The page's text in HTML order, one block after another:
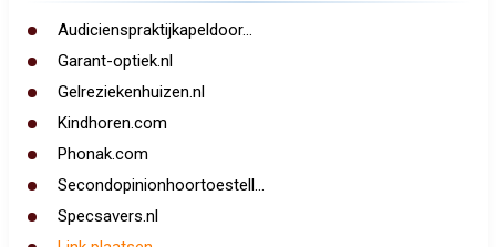
Audicienspraktijkapeldoor...
Garant-optiek.nl
Gelreziekenhuizen.nl
Kindhoren.com
Phonak.com
Secondopinionhoortoestell...
Specsavers.nl